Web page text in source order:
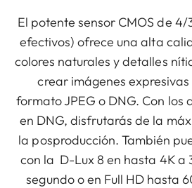
El potente sensor CMOS de 4/
efectivos) ofrece una alta
colores naturales y detalles
crear imágenes
formato JPEG o DNG. Con los
en DNG, disfrutarás de la
la posproducción. También
con la D-Lux 8 en hasta 4K a
segundo o en Full HD hasta